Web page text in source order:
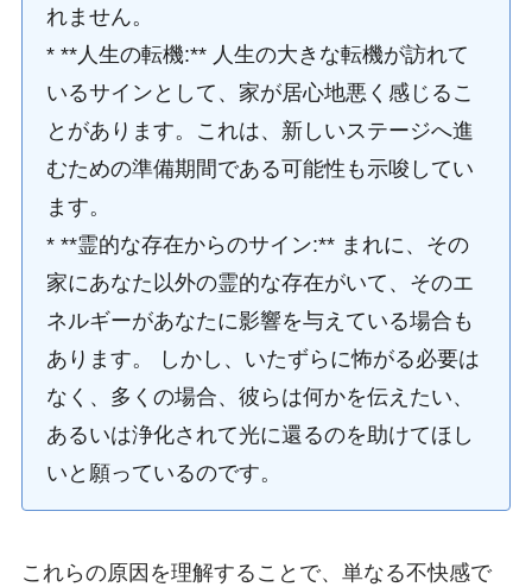
れません。
* **人生の転機:** 人生の大きな転機が訪れて
いるサインとして、家が居心地悪く感じるこ
とがあります。これは、新しいステージへ進
むための準備期間である可能性も示唆してい
ます。
* **霊的な存在からのサイン:** まれに、その
家にあなた以外の霊的な存在がいて、そのエ
ネルギーがあなたに影響を与えている場合も
あります。 しかし、いたずらに怖がる必要は
なく、多くの場合、彼らは何かを伝えたい、
あるいは浄化されて光に還るのを助けてほし
いと願っているのです。
これらの原因を理解することで、単なる不快感で